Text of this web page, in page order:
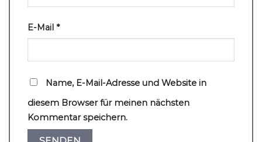
E-Mail *
Name, E-Mail-Adresse und Website in
diesem Browser für meinen nächsten
Kommentar speichern.